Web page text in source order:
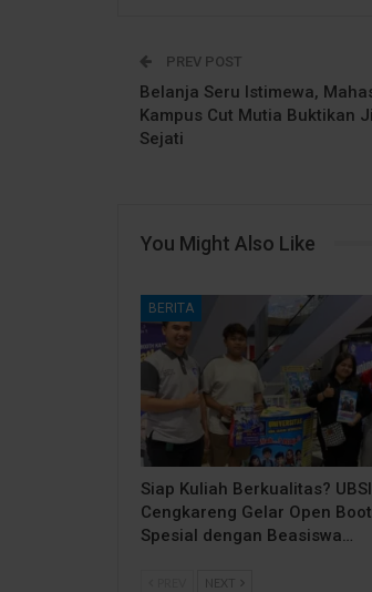
PREV POST
Belanja Seru Istimewa,
Kampus Cut Mutia Buktikan
Sejati
You Might Also Like
BERITA
Siap Kuliah Berkualitas? UBSI
Cengkareng Gelar Open
Spesial dengan Beasiswa…
NEXT